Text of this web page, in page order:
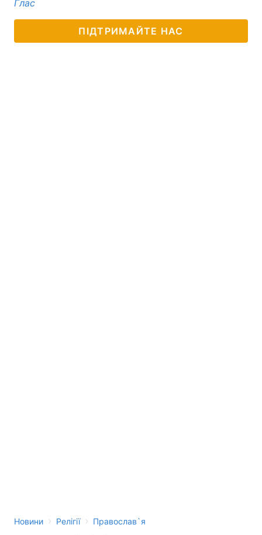
Глас
ПІДТРИМАЙТЕ НАС
Новини › Релігії › Православ`я